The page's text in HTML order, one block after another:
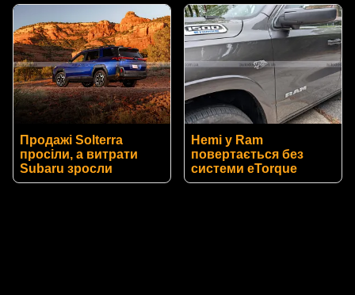
Продажі Solterra
просіли, а витрати
Subaru зросли
Hemi у Ram
повертається без
системи eTorque